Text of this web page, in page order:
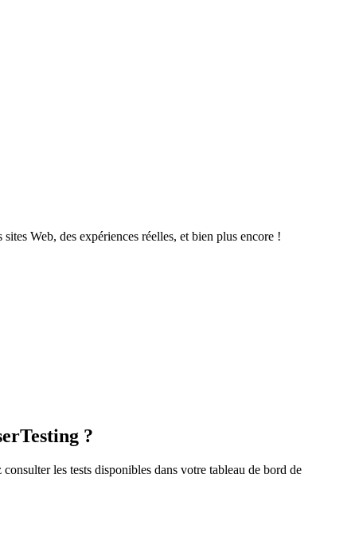
Web, des expériences réelles, et bien plus encore !
?
les tests disponibles dans votre tableau de bord de